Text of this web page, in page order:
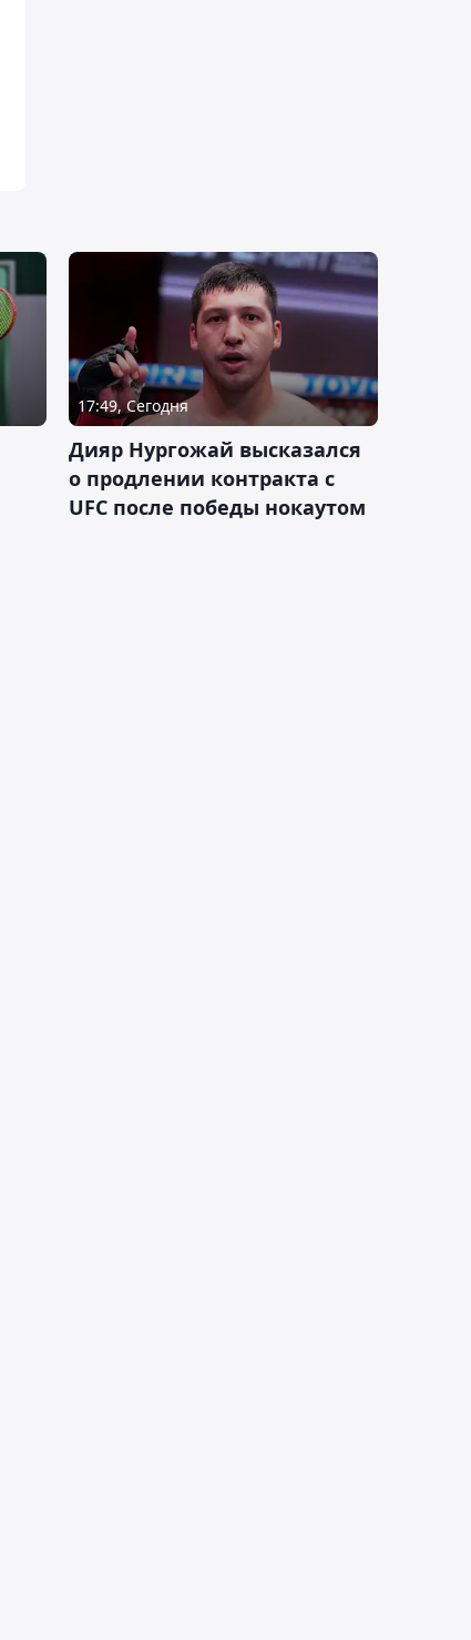
17:49, Сегодня
Дияр Нургожай высказался
о продлении контракта с
UFC после победы нокаутом